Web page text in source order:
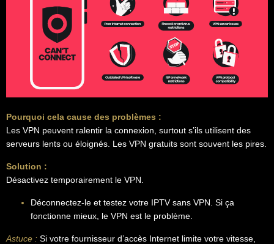
Pourquoi cela cause des problèmes :
Les VPN peuvent ralentir la connexion, surtout s’ils utilisent des
serveurs lents ou éloignés. Les VPN gratuits sont souvent les pires.
Solution :
Désactivez temporairement le VPN.
Déconnectez-le et testez votre IPTV sans VPN. Si ça
fonctionne mieux, le VPN est le problème.
Astuce : Si votre fournisseur d’accès Internet limite votre vitesse,